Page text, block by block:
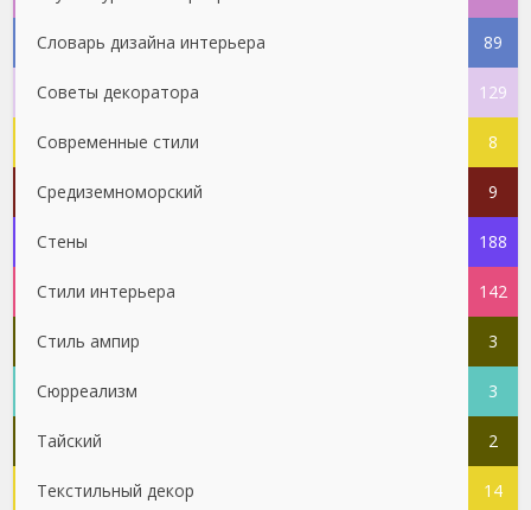
Словарь дизайна интерьера 89
Советы декоратора 129
Современные стили 8
Средиземноморский 9
Стены 188
Стили интерьера 142
Стиль ампир 3
Сюрреализм 3
Тайский 2
Текстильный декор 14